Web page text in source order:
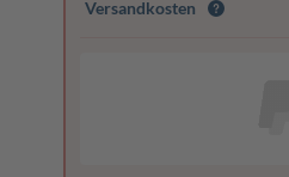
Versandkosten